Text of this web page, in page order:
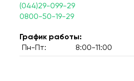
(044)29-099-29
0800-50-19-29
График работы:
Пн-Пт:
8:00-11:00